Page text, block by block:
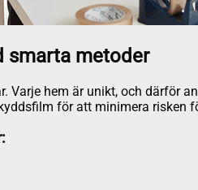
smarta metoder
Varje hem är unikt, och därför
för att minimera risken